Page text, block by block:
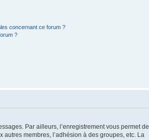
concernant ce forum ?
?
Par ailleurs, l’enregistrement vous permet de
membres, l’adhésion à des groupes, etc. La